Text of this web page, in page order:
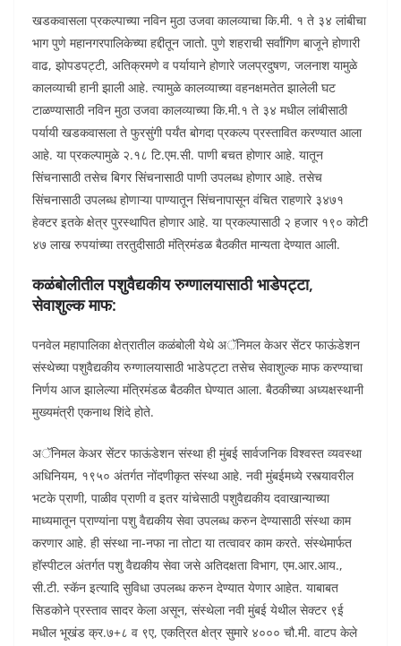
खडकवासला प्रकल्पाच्या नविन मुठा उजवा कालव्याचा कि.मी. १ ते ३४ लांबीचा
भाग पुणे महानगरपालिकेच्या हद्दीतून जातो. पुणे शहराची सर्वांगिण बाजूने होणारी
वाढ, झोपडपट्टी, अतिक्रमणे व पर्यायाने होणारे जलप्रदुषण, जलनाश यामुळे
कालव्याची हानी झाली आहे. त्यामुळे कालव्याच्या वहनक्षमतेत झालेली घट
टाळण्यासाठी नविन मुठा उजवा कालव्याच्या कि.मी.१ ते ३४ मधील लांबीसाठी
पर्यायी खडकवासला ते फुरसुंगी पर्यंत बोगदा प्रकल्प प्रस्तावित करण्यात आला
आहे. या प्रकल्पामुळे २.१८ टि.एम.सी. पाणी बचत होणार आहे. यातून
सिंचनासाठी तसेच बिगर सिंचनासाठी पाणी उपलब्ध होणार आहे. तसेच
सिंचनासाठी उपलब्ध होणाऱ्या पाण्यातून सिंचनापासून वंचित राहणारे ३४७१
हेक्टर इतके क्षेत्र पुरस्थापित होणार आहे. या प्रकल्पासाठी २ हजार १९० कोटी
४७ लाख रुपयांच्या तरतुदीसाठी मंत्रिमंडळ बैठकीत मान्यता देण्यात आली.
कळंबोलीतील पशुवैद्यकीय रुग्णालयासाठी भाडेपट्टा,
सेवाशुल्क माफ:
पनवेल महापालिका क्षेत्रातील कळंबोली येथे अॅनिमल केअर सेंटर फाऊंडेशन
संस्थेच्या पशुवैद्यकीय रुग्णालयासाठी भाडेपट्टा तसेच सेवाशुल्क माफ करण्याचा
निर्णय आज झालेल्या मंत्रिमंडळ बैठकीत घेण्यात आला. बैठकीच्या अध्यक्षस्थानी
मुख्यमंत्री एकनाथ शिंदे होते.
अॅनिमल केअर सेंटर फाऊंडेशन संस्था ही मुंबई सार्वजनिक विश्वस्त व्यवस्था
अधिनियम, १९५० अंतर्गत नोंदणीकृत संस्था आहे. नवी मुंबईमध्ये रस्त्यावरील
भटके प्राणी, पाळीव प्राणी व इतर यांचेसाठी पशुवैद्यकीय दवाखान्याच्या
माध्यमातून प्राण्यांना पशु वैद्यकीय सेवा उपलब्ध करुन देण्यासाठी संस्था काम
करणार आहे. ही संस्था ना-नफा ना तोटा या तत्वावर काम करते. संस्थेमार्फत
हॉस्पीटल अंतर्गत पशु वैद्यकीय सेवा जसे अतिदक्षता विभाग, एम.आर.आय.,
सी.टी. स्कॅन इत्यादि सुविधा उपलब्ध करुन देण्यात येणार आहेत. याबाबत
सिडकोने प्रस्ताव सादर केला असून, संस्थेला नवी मुंबई येथील सेक्टर ९ई
मधील भूखंड क्र.७+८ व ९ए, एकत्रित क्षेत्र सुमारे ४००० चौ.मी. वाटप केले